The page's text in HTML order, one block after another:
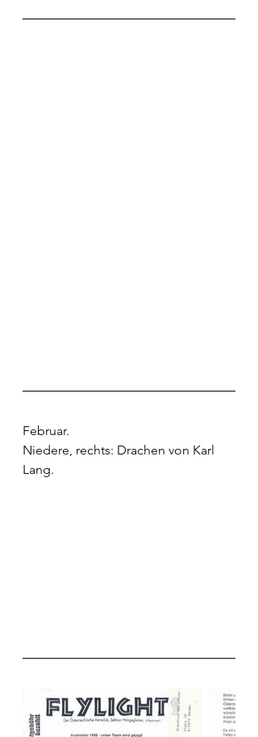
Februar.
Niedere, rechts: Drachen von Karl
Lang.